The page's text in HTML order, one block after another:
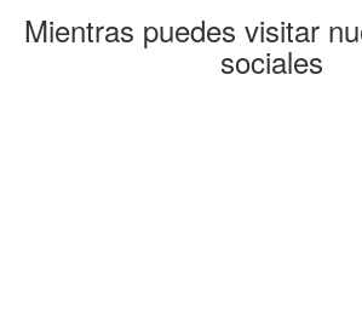
Mientras puedes visitar
sociales